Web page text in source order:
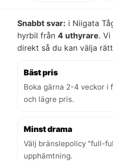
Snabbt svar: i Niigata
hyrbil från 4 uthyrare.
direkt så du kan välja
Bäst pris
Boka gärna 2-4 veckor
och lägre pris.
Minst drama
Välj bränslepolicy "full-
upphämtning.